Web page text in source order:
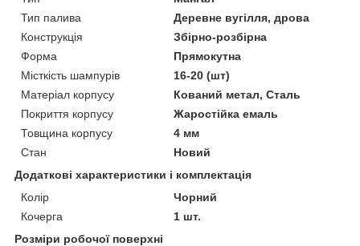
Тип палива
Деревне вугілля, дрова
Конструкція
Збірно-розбірна
Форма
Прямокутна
Місткість шампурів
16-20 (шт)
Матеріал корпусу
Кований метал, Сталь
Покриття корпусу
Жаростійка емаль
Товщина корпусу
4 мм
Стан
Новий
Додаткові характеристики і комплектація
Колір
Чорний
Кочерга
1 шт.
Розміри робочої поверхні